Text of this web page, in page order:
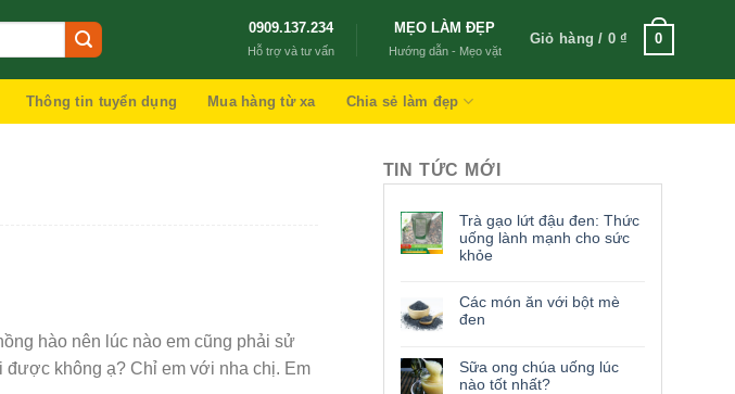
0909.137.234
Hỗ trợ và tư vấn
MẸO LÀM ĐẸP
Hướng dẫn - Mẹo vặt
Giỏ hàng / 0₫ 0
Thông tin tuyển dụng Mua hàng từ xa Chia sẻ làm đẹp
hào nên lúc nào em cũng phải sử
được không ạ? Chỉ em với nha chị. Em
TIN TỨC MỚI
Trà gạo lứt đậu đen: Thức
uống lành mạnh cho sức
khỏe
Các món ăn với bột mè
đen
Sữa ong chúa uống lúc
nào tốt nhất?